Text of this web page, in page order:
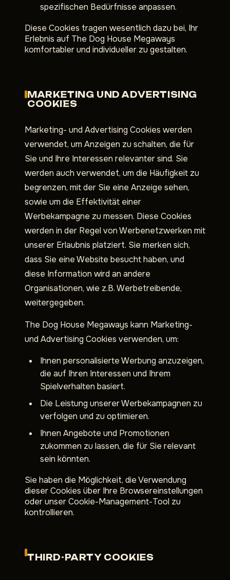
spezifischen Bedürfnisse anpassen.
Diese Cookies tragen wesentlich dazu bei, Ihr
Erlebnis auf The Dog House Megaways
komfortabler und individueller zu gestalten.
MARKETING UND ADVERTISING
COOKIES
Marketing- und Advertising Cookies werden
verwendet, um Anzeigen zu schalten, die für
Sie und Ihre Interessen relevanter sind. Sie
werden auch verwendet, um die Häufigkeit zu
begrenzen, mit der Sie eine Anzeige sehen,
sowie um die Effektivität einer
Werbekampagne zu messen. Diese Cookies
werden in der Regel von Werbenetzwerken mit
unserer Erlaubnis platziert. Sie merken sich,
dass Sie eine Website besucht haben, und
diese Information wird an andere
Organisationen, wie z.B. Werbetreibende,
weitergegeben.
The Dog House Megaways kann Marketing-
und Advertising Cookies verwenden, um:
Ihnen personalisierte Werbung anzuzeigen,
die auf Ihren Interessen und Ihrem
Spielverhalten basiert.
Die Leistung unserer Werbekampagnen zu
verfolgen und zu optimieren.
Ihnen Angebote und Promotionen
zukommen zu lassen, die für Sie relevant
sein könnten.
Sie haben die Möglichkeit, die Verwendung
dieser Cookies über Ihre Browsereinstellungen
oder unser Cookie-Management-Tool zu
kontrollieren.
THIRD-PARTY COOKIES